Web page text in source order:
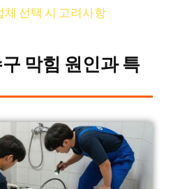
체 선택 시 고려사항
막힘 원인과 특